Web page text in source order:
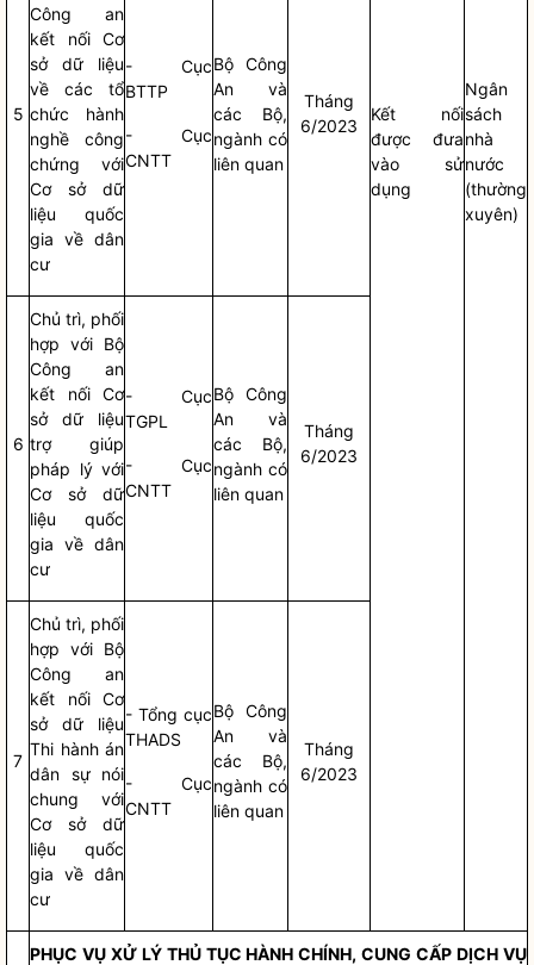
Kết nối
được đưa
vào sử
dụng
Ngân
sách
nhà
nước
(thường
xuyên)
5
Công an
kết nối Cơ
sở dữ liệu
về các tổ
chức hành
nghề công
chứng với
Cơ sở dữ
liệu quốc
gia về dân
cư
- Cục
BTTP
- Cục
CNTT
Bộ Công
An và
các Bộ,
ngành có
liên quan
Tháng
6/2023
6
Chủ trì, phối
hợp với Bộ
Công an
kết nối Cơ
sở dữ liệu
trợ giúp
pháp lý với
Cơ sở dữ
liệu quốc
gia về dân
cư
- Cục
TGPL
- Cục
CNTT
Bộ Công
An và
các Bộ,
ngành có
liên quan
Tháng
6/2023
7
Chủ trì, phối
hợp với Bộ
Công an
kết nối Cơ
sở dữ liệu
Thi hành án
dân sự nói
chung với
Cơ sở dữ
liệu quốc
gia về dân
cư
- Tổng cục
THADS
- Cục
CNTT
Bộ Công
An và
các Bộ,
ngành có
liên quan
Tháng
6/2023
PHỤC VỤ XỬ LÝ THỦ TỤC HÀNH CHÍNH, CUNG CẤP DỊCH VỤ